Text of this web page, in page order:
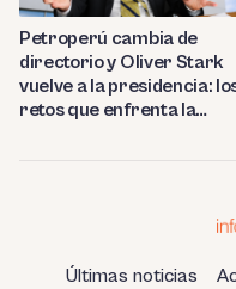
Petroperú cambia de
directorio y Oliver Stark
vuelve a la presidencia:
retos que enfrenta la
Últimas noticias